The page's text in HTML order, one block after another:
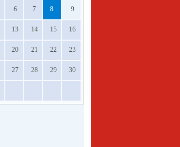
6 7 8 9
13 14 15 16
20 21 22 23
27 28 29 30